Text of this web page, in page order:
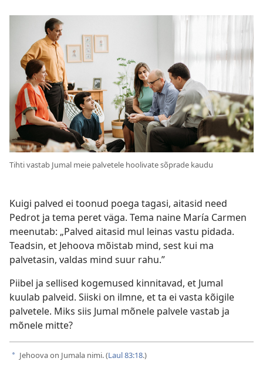
Tihti vastab Jumal meie palvetele hoolivate sõprade kaudu
Kuigi palved ei toonud poega tagasi, aitasid need
Pedrot ja tema peret väga. Tema naine María Carmen
meenutab: „Palved aitasid mul leinas vastu pidada.
Teadsin, et Jehoova mõistab mind, sest kui ma
palvetasin, valdas mind suur rahu.”
Piibel ja sellised kogemused kinnitavad, et Jumal
kuulab palveid. Siiski on ilmne, et ta ei vasta kõigile
palvetele. Miks siis Jumal mõnele palvele vastab ja
mõnele mitte?
a Jehoova on Jumala nimi. (Laul 83:18.)